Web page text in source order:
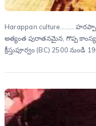
Harappan culture………
అత్యంత పురాతనమైన, గొప్ప
క్రీస్తుపూర్వం (BC) 2500